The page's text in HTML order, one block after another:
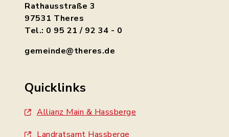
Rathausstraße 3
97531 Theres
Tel.: 0 95 21 / 92 34 - 0
gemeinde@theres.de
Quicklinks
Allianz Main & Hassberge
Landratsamt Hassberge